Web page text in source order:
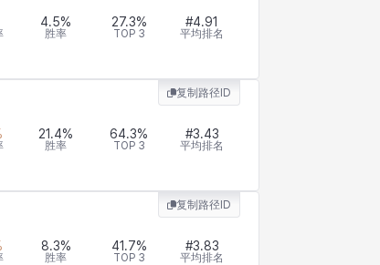
4.5%
胜率
27.3%
TOP 3
#4.91
平均排名
复制路径ID
21.4%
胜率
64.3%
TOP 3
#3.43
平均排名
复制路径ID
8.3%
胜率
41.7%
TOP 3
#3.83
平均排名